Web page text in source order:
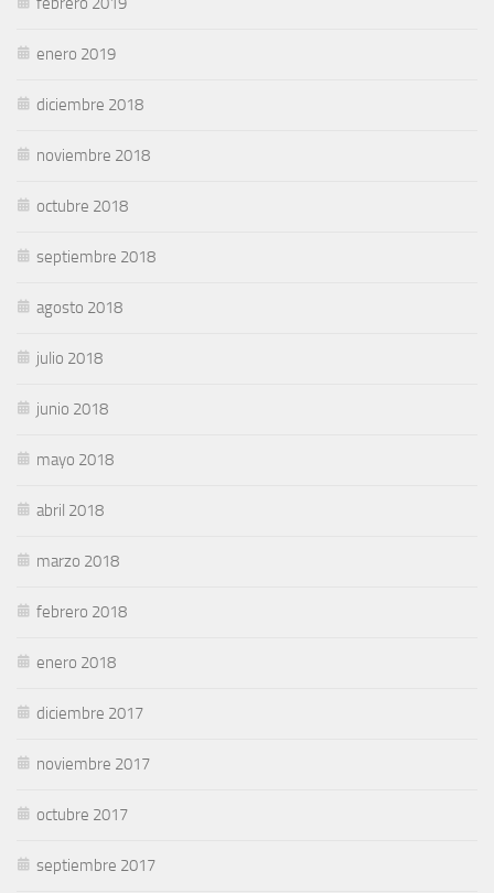
enero 2019
diciembre 2018
noviembre 2018
octubre 2018
septiembre 2018
agosto 2018
julio 2018
junio 2018
mayo 2018
abril 2018
marzo 2018
febrero 2018
enero 2018
diciembre 2017
noviembre 2017
octubre 2017
septiembre 2017